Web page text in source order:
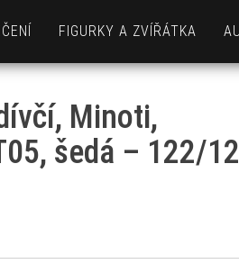
FIGURKY A ZVÍŘÁTKA
Minoti,
šedá – 122/